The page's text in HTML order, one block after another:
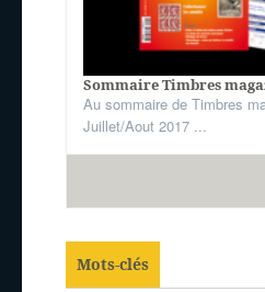
Sommaire Timbres
Au sommaire de Timbres
Juillet/Aout 2017 ...
Mots-clés